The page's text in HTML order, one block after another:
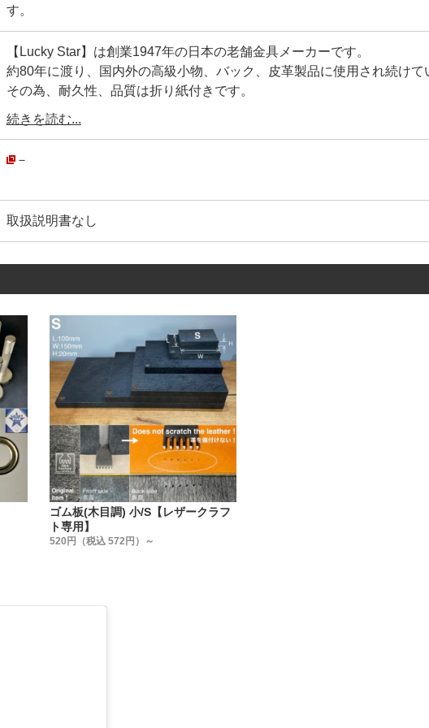
す。
【Lucky Star】は創業1947年の日本の老舗金具メーカーです。
約80年に渡り、国内外の高級小物、バック、皮革製品に使用され続けて
その為、耐久性、品質は折り紙付きです。
弊社が【工具の設計を合わせているメーカー】ですので、【打棒と金具
ん。
・
模造品は、鋼材の選定が不明、メッキの剥離、品質管理が雑です。
その為、著しく耐久性や、見た目が良くありません。
創業80年に及ぶ歴史が、大量生産品にもかかわらず、高品質を維持し
ハトメ金具1つとっても、世の中には様々なメーカーがあります。
『革を止めるだけでしょ』と、金具の品質にこだわらない方もいらっし
普段、金具の品質を金属製品としての視点から見る事がないかもしれま
実は、ハトメ金具はどこのメーカーでも同じでは無いんです。
弊社では、【日本製で高品質・低価格な金具】を、【レザークラフト工
販売しています。
信頼のおける金具メーカーの規格に合わせた、工具(打棒)を作る事を作
いのです。
【販売方法】
販売方法を3種類ご用意しました。
①小袋販売
続きを読む...
－
取扱説明書なし
ゴム板(木目調) 小/S【レザークラフ
ト専用】
520円（税込 572円）～